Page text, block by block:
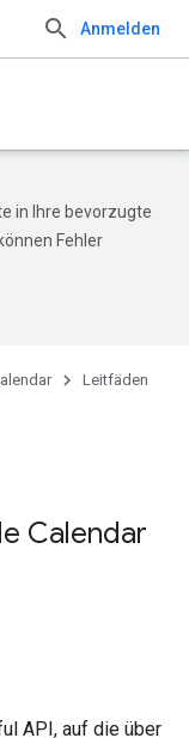
Anmelden
in Ihre bevorzugte
Fehler
Leitfäden
Calendar
API, auf die über